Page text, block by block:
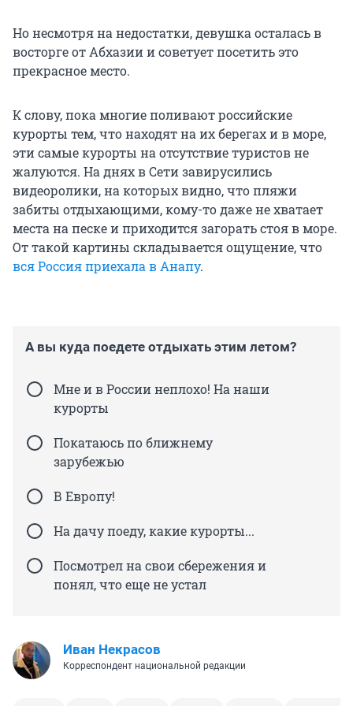
Но несмотря на недостатки, девушка осталась в
восторге от Абхазии и советует посетить это
прекрасное место.
К слову, пока многие поливают российские
курорты тем, что находят на их берегах и в море,
эти самые курорты на отсутствие туристов не
жалуются. На днях в Сети завирусились
видеоролики, на которых видно, что пляжи
забиты отдыхающими, кому-то даже не хватает
места на песке и приходится загорать стоя в море.
От такой картины складывается ощущение, что
вся Россия приехала в Анапу.
А вы куда поедете отдыхать этим летом?
Мне и в России неплохо! На наши
курорты
Покатаюсь по ближнему
зарубежью
В Европу!
На дачу поеду, какие курорты...
Посмотрел на свои сбережения и
понял, что еще не устал
Иван Некрасов
Корреспондент национальной редакции